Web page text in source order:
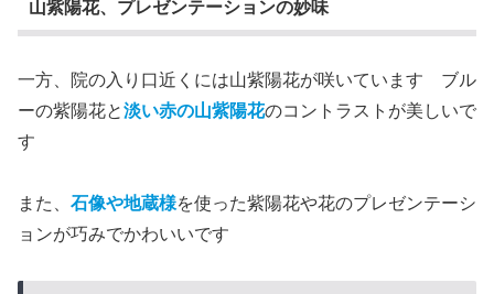
山紫陽花、プレゼンテーションの妙味
一方、院の入り口近くには山紫陽花が咲いています ブル
ーの紫陽花と淡い赤の山紫陽花のコントラストが美しいで
す
また、 石像や地蔵様を使った紫陽花や花のプレゼンテーシ
ョンが巧みでかわいいです